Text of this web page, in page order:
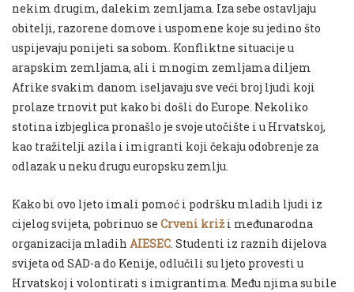
nekim drugim, dalekim zemljama. Iza sebe ostavljaju
obitelji, razorene domove i uspomene koje su jedino što
uspijevaju ponijeti sa sobom. Konfliktne situacije u
arapskim zemljama, ali i mnogim zemljama diljem
Afrike svakim danom iseljavaju sve veći broj ljudi koji
prolaze trnovit put kako bi došli do Europe. Nekoliko
stotina izbjeglica pronašlo je svoje utočište i u Hrvatskoj,
kao tražitelji azila i imigranti koji čekaju odobrenje za
odlazak u neku drugu europsku zemlju.
Kako bi ovo ljeto imali pomoć i podršku mladih ljudi iz
cijelog svijeta, pobrinuo se Crveni križ i međunarodna
organizacija mladih AIESEC. Studenti iz raznih dijelova
svijeta od SAD-a do Kenije, odlučili su ljeto provesti u
Hrvatskoj i volontirati s imigrantima. Među njima su bile